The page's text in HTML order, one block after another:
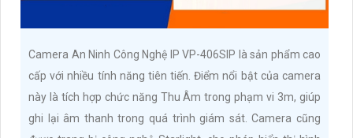
Camera An Ninh Công Nghệ IP VP-406SIP là sản phẩm cao
cấp với nhiều tính năng tiên tiến. Điểm nổi bật của camera
này là tích hợp chức năng Thu Âm trong phạm vi 3m, giúp
ghi lại âm thanh trong quá trình giám sát. Camera cũng